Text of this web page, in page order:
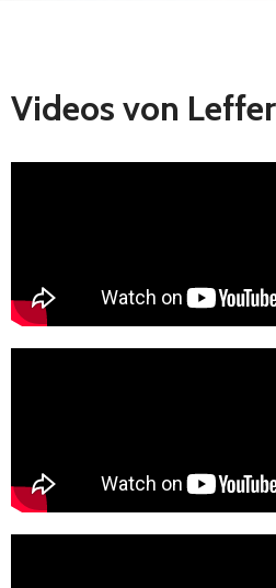
Videos von